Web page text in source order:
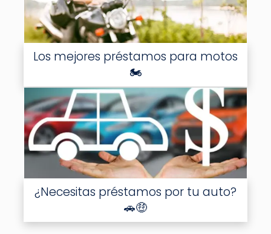
Los mejores préstamos para motos
🏍️
¿Necesitas préstamos por tu auto?
🚗🤑